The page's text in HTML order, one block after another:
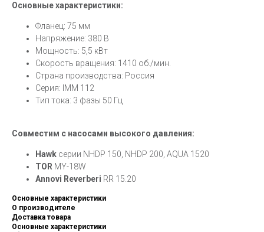
Основные характеристики:
Фланец: 75 мм
Напряжение: 380 В
Мощность: 5,5 кВт
Скорость вращения: 1410 об./мин.
Страна производства: Россия
Серия: IMM 112
Тип тока: 3 фазы 50 Гц
Совместим с насосами высокого давления:
Hawk серии NHDP 150, NHDP 200, AQUA 1520
TOR MY-18W
Annovi Reverberi RR 15.20
Основные характеристики
О производителе
Доставка товара
Основные характеристики